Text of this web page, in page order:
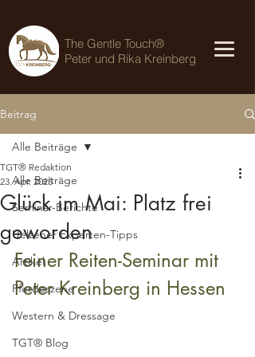
The Gentle Touch®
Peter und Rika Kreinberg
Beitrag
Alle Beiträge
Seminar-Berichte
Uelzener Experten-Tipps
Artikel
Pferdeszene
Western & Dressage
TGT® Blog
Alle Beiträge
Glück im Mai: Platz frei
geworden
TGT® Redaktion
23. Apr. 2025
Feiner Reiten-Seminar mit
Peter Kreinberg in Hessen